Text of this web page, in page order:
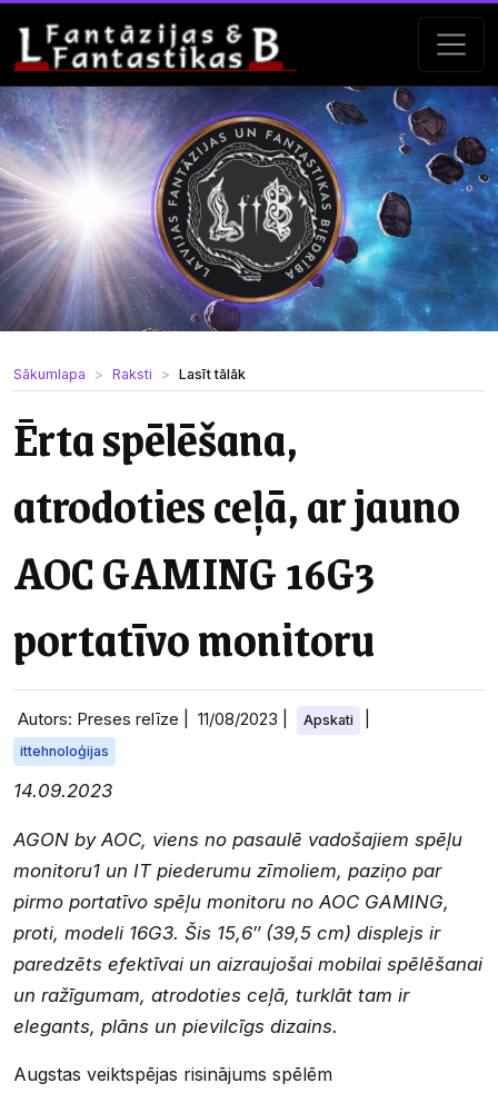
Sākumlapa Raksti Lasīt tālāk
Ērta spēlēšana,
atrodoties ceļā, ar jauno
AOC GAMING 16G3
portatīvo monitoru
Autors: Preses relīze | 11/08/2023 Apskati
ittehnoloģijas
14.09.2023
AGON by AOC, viens no pasaulē vadošajiem spēļu
monitoru1 un IT piederumu zīmoliem, paziņo par
pirmo portatīvo spēļu monitoru no AOC GAMING,
proti, modeli 16G3. Šis 15,6″ (39,5 cm) displejs ir
paredzēts efektīvai un aizraujošai mobilai spēlēšanai
un ražīgumam, atrodoties ceļā, turklāt tam ir
elegants, plāns un pievilcīgs dizains.
Augstas veiktspējas risinājums spēlēm